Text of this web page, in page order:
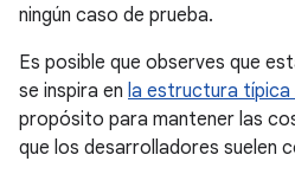
ningún caso de prueba.
Es posible que observes que
se inspira en la estructura típica
propósito para mantener las
que los desarrolladores suelen